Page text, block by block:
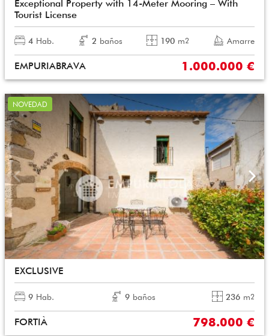
Exceptional Property with 14-Meter Mooring – With
Tourist License
4 Hab. 2 baños 190 m2 Amarre
EMPURIABRAVA 1.000.000 €
NOVEDAD
EXCLUSIVE
9 Hab. 9 baños 236 m2
FORTIÀ 798.000 €